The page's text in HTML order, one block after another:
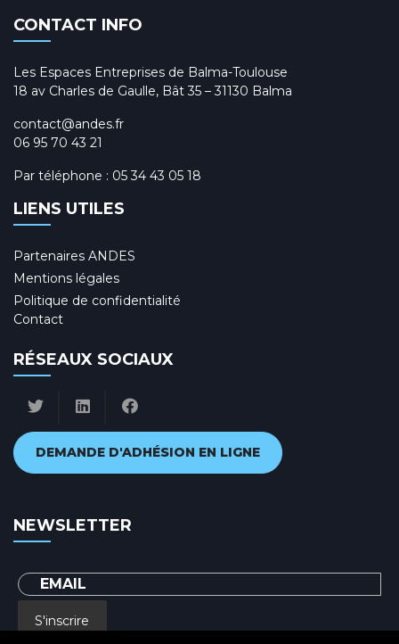
CONTACT INFO
Les Espaces Entreprises de Balma-Toulouse
18 av Charles de Gaulle, Bât 35 – 31130 Balma
contact@andes.fr
06 95 70 43 21
Par téléphone : 05 34 43 05 18
LIENS UTILES
Partenaires ANDES
Mentions légales
Politique de confidentialité
Contact
RÉSEAUX SOCIAUX
DEMANDE D'ADHÉSION EN LIGNE
NEWSLETTER
S'inscrire